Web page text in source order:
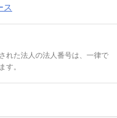
ス
れた法人の法人番号は、一律で
す。